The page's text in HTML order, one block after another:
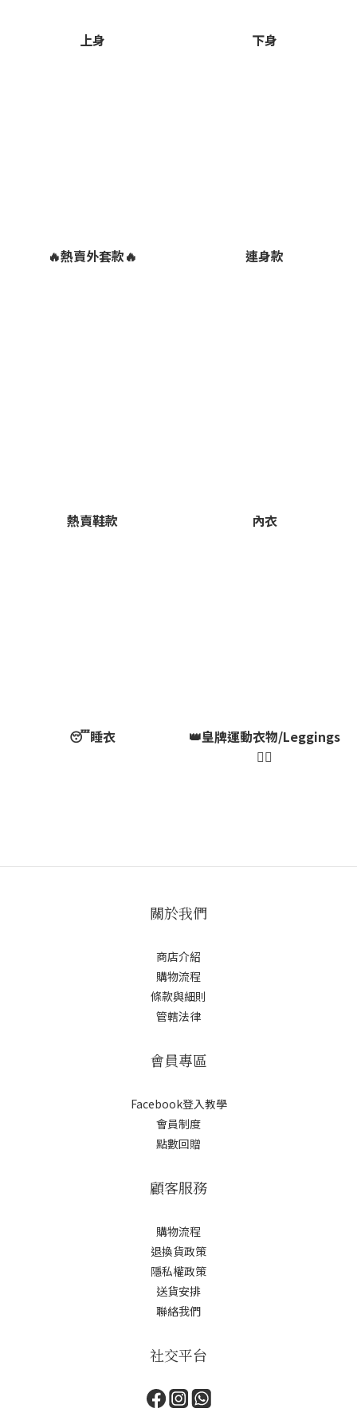
上身 下身
🔥熱賣外套款🔥 連身款
熱賣鞋款 內衣
😴睡衣
👑皇牌運動衣物/Leggings
🏃‍♀️
關於我們
商店介紹
購物流程
條款與細則
管轄法律
會員專區
Facebook登入教學
會員制度
點數回贈
顧客服務
購物流程
退換貨政策
隱私權政策
送貨安排
聯絡我們
社交平台